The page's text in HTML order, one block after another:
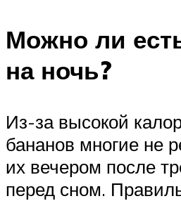
Можно ли
на ночь?
Из-за высокой
бананов многие не
их вечером после
перед сном.